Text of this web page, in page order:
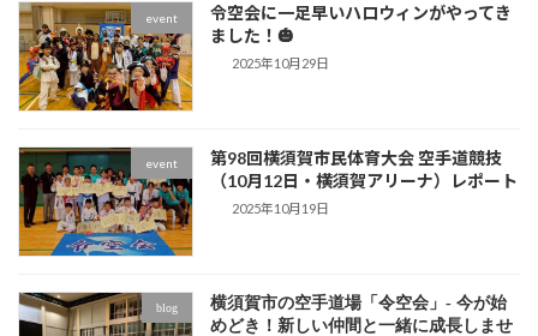
event
令空会に一足早いハロウィンがやってき
ました！🎃
2025年10月29日
event
第98回横須賀市民体育大会 空手道競技
（10月12日・横須賀アリーナ）レポート
2025年10月19日
blog
横須賀市の空手道場「令空会」- 今が始
めどき！新しい仲間と一緒に成長しませ